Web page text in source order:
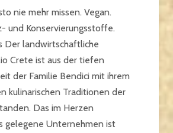
nie mehr missen. Vegan.
und Konservierungsstoffe.
Der landwirtschaftliche
Crete ist aus der tiefen
der Familie Bendici mit ihrem
kulinarischen Traditionen der
Das im Herzen
gelegene Unternehmen ist